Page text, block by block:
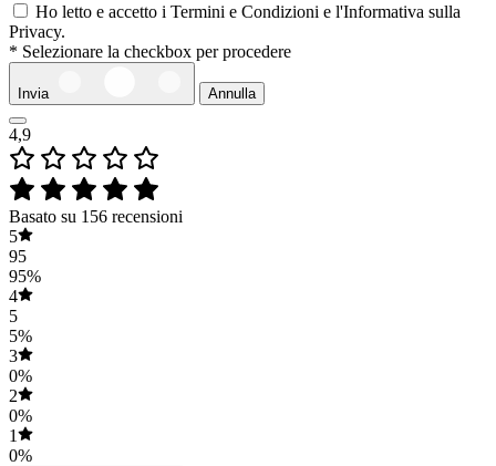
Ho letto e accetto i Termini e Condizioni e l'Informativa sulla
Privacy.
* Selezionare la checkbox per procedere
Invia Annulla
4,9
Basato su 156 recensioni
5
95
95%
4
5
5%
3
0%
2
0%
1
0%